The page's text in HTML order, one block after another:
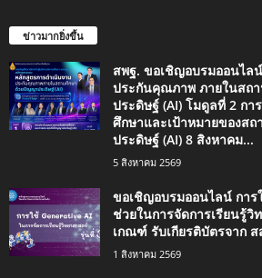
ข่าวมากยิ่งขึ้น
สพฐ. ขอเชิญอบรมออนไล
ประกันคุณภาพ ภายในสถ
ประดิษฐ์ (AI) โมดูลที่ 2 ก
ศึกษาและเป้าหมายของส
ประดิษฐ์ (AI) 8 สิงหาคม...
5 สิงหาคม 2569
ขอเชิญอบรมออนไลน์ การ
ช่วยในการจัดการเรียนรู้
เกณฑ์ รับเกียรติบัตรจาก
1 สิงหาคม 2569